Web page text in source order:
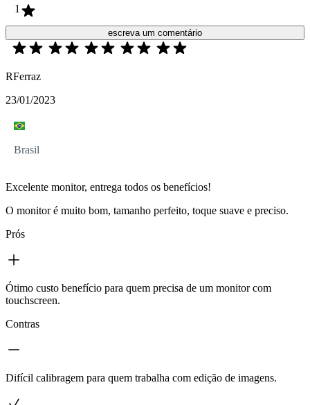
1
escreva um comentário
RFerraz
23/01/2023
Brasil
Excelente monitor, entrega todos os benefícios!
O monitor é muito bom, tamanho perfeito, toque suave e preciso.
Prós
Ótimo custo benefício para quem precisa de um monitor com
touchscreen.
Contras
Difícil calibragem para quem trabalha com edição de imagens.